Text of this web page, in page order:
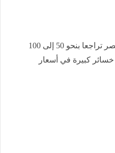
وسجل سعر الذهب الآن في مصر تراجعا بنحو 50 إلى 100
خسائر كبيرة في أسعار